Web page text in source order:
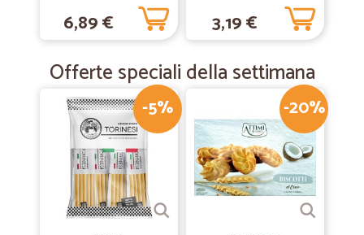
6,89 € 3,19 €
Offerte speciali della settimana
-5% -20%